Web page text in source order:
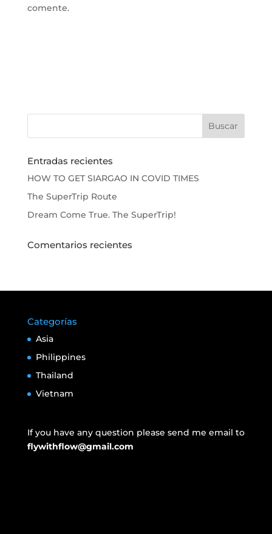
comente.
Entradas recientes
HOW TO GET SIARGAO IN COVID TIMES
The SuperTrip Route
Dream Come True. The SuperTrip!
Comentarios recientes
Categorías
Asia
Philippines
Thailand
Vietnam
If you have any question please send me email to
flywithflow@gmail.com